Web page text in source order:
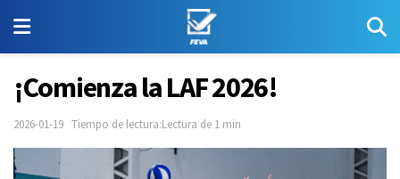
¡Comienza la LAF 2026!
2026-01-19 Tiempo de lectura:Lectura de 1 min